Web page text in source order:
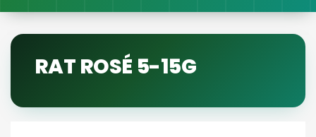
RAT ROSÉ 5-15G